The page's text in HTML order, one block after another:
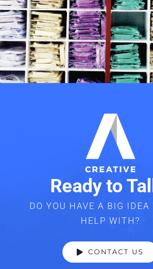
Ready to
DO YOU HAVE A BIG IDEA
HELP WITH?
CONTACT US